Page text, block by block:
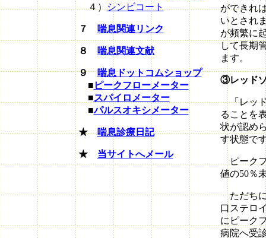
４）シンビコート
７ 喘息関連リンク
８ 喘息関連文献
９喘息ドットコムショップ
■ ピークフローメーター
■スパイロメーター
■パルスオキシメーター
★喘息診療日記
★ 当サイトへメール
ができれ
いとされ
が頻繁に
して長期
ます。
③レッド
「レッド
ることを
状が認め
す状態で
ピークフ
値の50％
ただちに
口ステロ
にピーク
病院へ受